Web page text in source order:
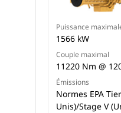
Puissance
1566 kW
Couple maximal
11220 Nm @
Émissions
Normes EPA
Unis)/Stage V